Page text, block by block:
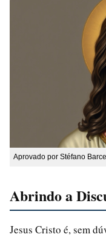
Aprovado por Stéfano
Abrindo a
Jesus Cristo é, sem